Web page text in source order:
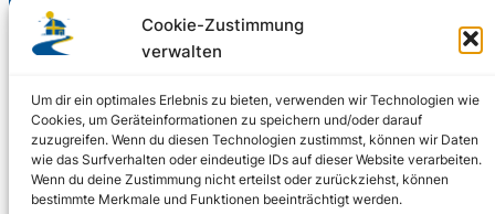
Cookie-Zustimmung
verwalten
Um dir ein optimales Erlebnis zu bieten, verwenden wir Technologien wie
Cookies, um Geräteinformationen zu speichern und/oder darauf
zuzugreifen. Wenn du diesen Technologien zustimmst, können wir Daten
wie das Surfverhalten oder eindeutige IDs auf dieser Website verarbeiten.
Wenn du deine Zustimmung nicht erteilst oder zurückziehst, können
bestimmte Merkmale und Funktionen beeinträchtigt werden.
Freiwillige Spenden für die Aufrechterhaltung
Support us